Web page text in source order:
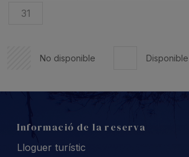
31
No disponible Disponible
Informació de la reserva
Lloguer turístic